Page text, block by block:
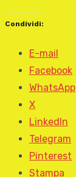
Condividi:
E-mail
Facebook
WhatsApp
X
LinkedIn
Telegram
Pinterest
Stampa